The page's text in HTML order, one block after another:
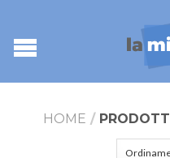
HOME /